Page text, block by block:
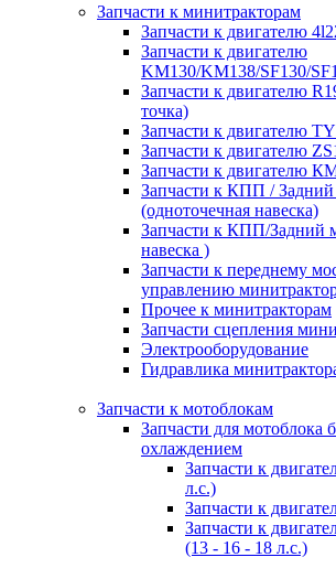
Запчасти к минитракторам
Запчасти к двигателю
Запчасти к двигателю
KM130/KM138/SF130/
Запчасти к двигателю
точка)
Запчасти к двигателю
Запчасти к двигателю
Запчасти к двигателю
Запчасти к КПП / Задний
(одноточечная навеска)
Запчасти к КПП/Задний
навеска )
Запчасти к переднему
управлению
Прочее к минитракторам
Запчасти сцепления
Электрооборудование
Гидравлика
Запчасти к мотоблокам
Запчасти для мотоблока
охлаждением
Запчасти к
л.с.)
Запчасти к
Запчасти к
(13 - 16 - 18 л.с.)